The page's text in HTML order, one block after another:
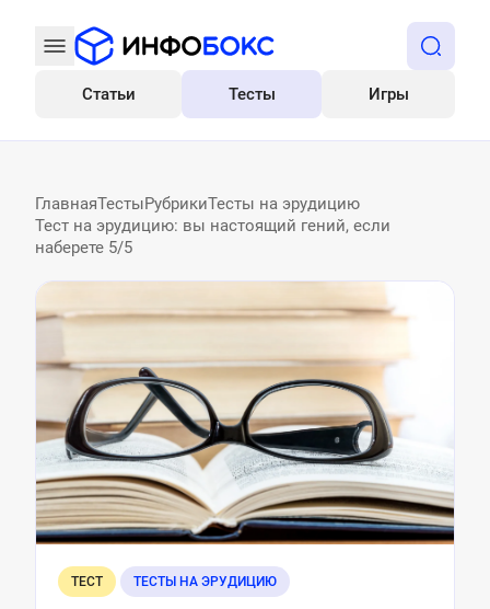
Статьи Тесты Игры
ГлавнаяТестыРубрикиТесты на эрудицию
Тест на эрудицию: вы настоящий гений, если
наберете 5/5
ТЕСТ ТЕСТЫ НА ЭРУДИЦИЮ